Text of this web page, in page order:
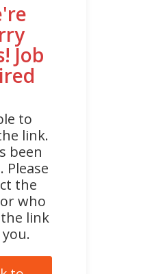
Job
to
link.
been
Please
the
who
link